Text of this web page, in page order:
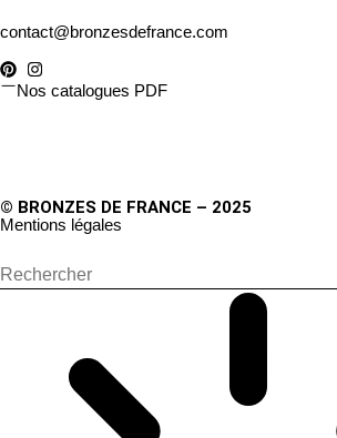
contact@bronzesdefrance.com
Nos catalogues PDF
© BRONZES DE FRANCE – 2025
Mentions légales